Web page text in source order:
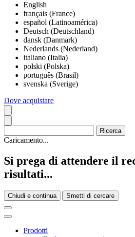
English
français (France)
español (Latinoamérica)
Deutsch (Deutschland)
dansk (Danmark)
Nederlands (Nederland)
italiano (Italia)
polski (Polska)
português (Brasil)
svenska (Sverige)
Dove acquistare
Caricamento...
Si prega di attendere il
risultati...
Chiudi e continua Smetti di cercare
Prodotti